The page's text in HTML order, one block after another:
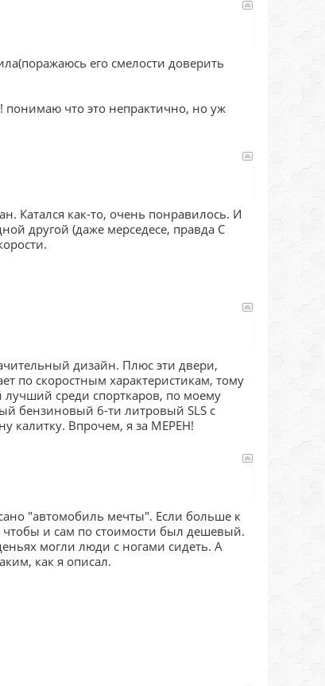
его смелости доверить
понимаю что это непрактично, но уж
Катался как-то, очень понравилось. И
другой (даже мерседесе, правда C
дизайн. Плюс эти двери,
по скоростным характеристикам, тому
среди спорткаров, по моему
бензиновый 6-ти литровый SLS с
калитку. Впрочем, я за МЕРЕН!
"автомобиль мечты". Если больше к
чтобы и сам по стоимости был дешевый.
могли люди с ногами сидеть. А
как я описал.